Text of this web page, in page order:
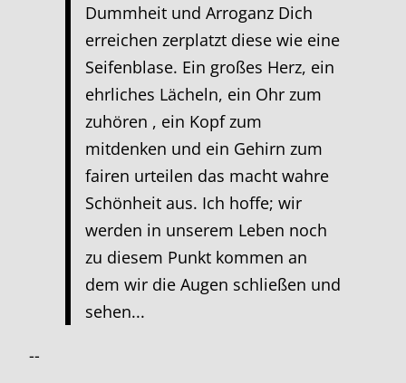
Dummheit und Arroganz Dich
erreichen zerplatzt diese wie eine
Seifenblase. Ein großes Herz, ein
ehrliches Lächeln, ein Ohr zum
zuhören , ein Kopf zum
mitdenken und ein Gehirn zum
fairen urteilen das macht wahre
Schönheit aus. Ich hoffe; wir
werden in unserem Leben noch
zu diesem Punkt kommen an
dem wir die Augen schließen und
sehen...
--